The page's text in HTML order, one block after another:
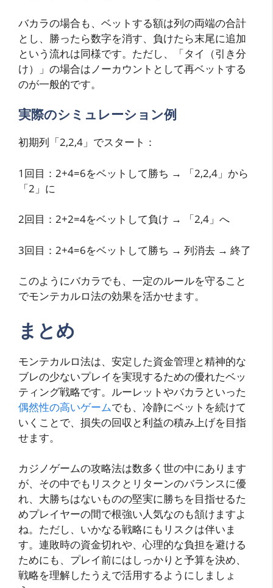
バカラの場合も、ベットする額は列の両端の合計
とし、勝ったら数字を消す、負けたら末尾に追加
という流れは同様です。ただし、「タイ（引き分
け）」の場合はノーカウントとして再ベットする
のが一般的です。
実際のシミュレーション例
初期列「2,2,4」でスタート：
1回目：2+4=6をベットして勝ち → 「2,2,4」から
「2」に
2回目：2+2=4をベットして負け → 「2,4」へ
3回目：2+4=6をベットして勝ち → 列消去 → 終了
このようにバカラでも、一定のルールを守ること
でモンテカルロ法の効果を活かせます。
まとめ
モンテカルロ法は、安定した資金管理と精神的な
ブレの少ないプレイを実現するための優れたベッ
ティング戦略です。ルーレットやバカラといった
偶然性の高いゲームでも、冷静にベットを続けて
いくことで、損失の回収と利益の積み上げを目指
せます。
カジノゲームの攻略法は数多く世の中にあります
が、その中でもリスクとリターンのバランスに優
れ、大勝ちはないものの堅実に勝ちを目指せるた
めプレイヤーの間で根強い人気なのも頷けますよ
ね。ただし、いかなる戦略にもリスクは伴いま
す。連敗時の資金切れや、心理的な負担を避ける
ためにも、プレイ前にはしっかりと予算を決め、
戦略を理解したうえで活用するようにしましょ